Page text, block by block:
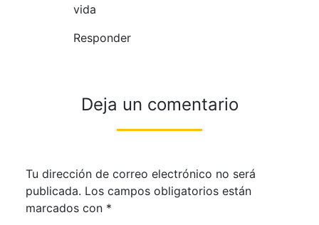
vida
Responder
Deja un comentario
Tu dirección de correo electrónico no será
publicada. Los campos obligatorios están
marcados con *